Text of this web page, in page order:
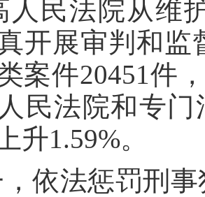
民法院从维
开展审判和监
案件20451件
民法院和专门
升1.59%。
依法惩罚刑事